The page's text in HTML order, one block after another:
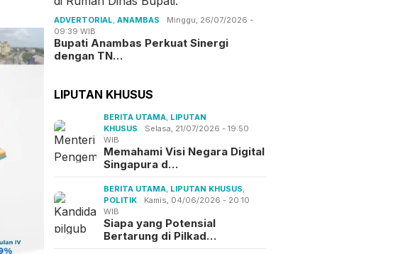
ADVERTORIAL ,ANAMBAS
Minggu, 26/07/2026 -
09:39 WIB
Bupati Anambas Perkuat Sinergi
dengan TN…
LIPUTAN KHUSUS
BERITA UTAMA LIPUTAN
KHUSUS
Selasa, 21/07/2026 - 19:50
WIB
Memahami Visi Negara Digital
Singapura d…
BERITA UTAMA LIPUTAN KHUSUS
POLITIK
Kamis, 04/06/2026 - 20:10
WIB
Siapa yang Potensial
Bertarung di Pilkad…